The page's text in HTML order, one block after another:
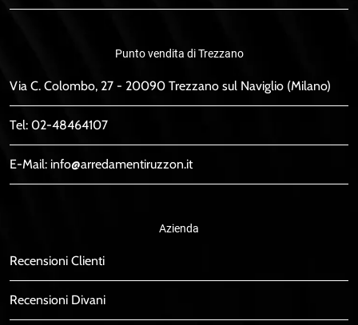
Punto vendita di Trezzano
Via C. Colombo, 27 - 20090 Trezzano sul Naviglio (Milano)
Tel: 02-48464107
E-Mail: info@arredamentiruzzon.it
Azienda
Recensioni Clienti
Recensioni Divani